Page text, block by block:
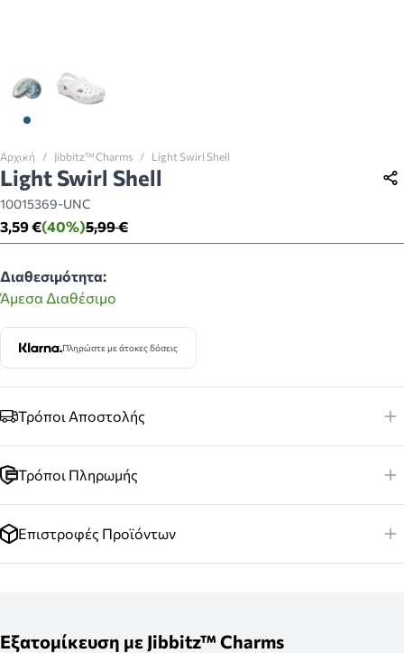
View larger image
Αρχική / Jibbitz™ Charms / Light Swirl Shell
Light Swirl Shell
10015369-UNC
5,99 €
(40%)
3,59 €
Διαθεσιμότητα:
Άμεσα Διαθέσιμο
Πληρώστε με άτοκες δόσεις
Τρόποι Αποστολής
Τρόποι Πληρωμής
Επιστροφές Προϊόντων
Εξατομίκευση με Jibbitz™ Charms